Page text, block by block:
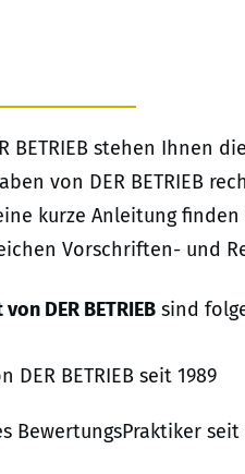
BETRIEB stehen Ihnen
von DER BETRIEB
kurze Anleitung finden
Vorschriften- und
DER BETRIEB sind
DER BETRIEB seit 1989
BewertungsPraktiker seit